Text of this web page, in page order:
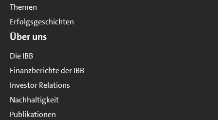
Themen
Erfolgsgeschichten
Über uns
Die IBB
Finanzberichte der IBB
Investor Relations
Nachhaltigkeit
Publikationen